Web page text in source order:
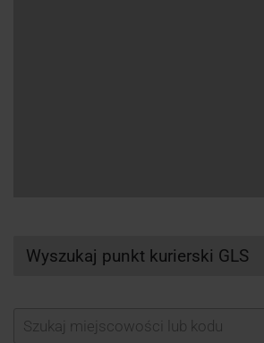
Wyszukaj punkt kurierski GLS